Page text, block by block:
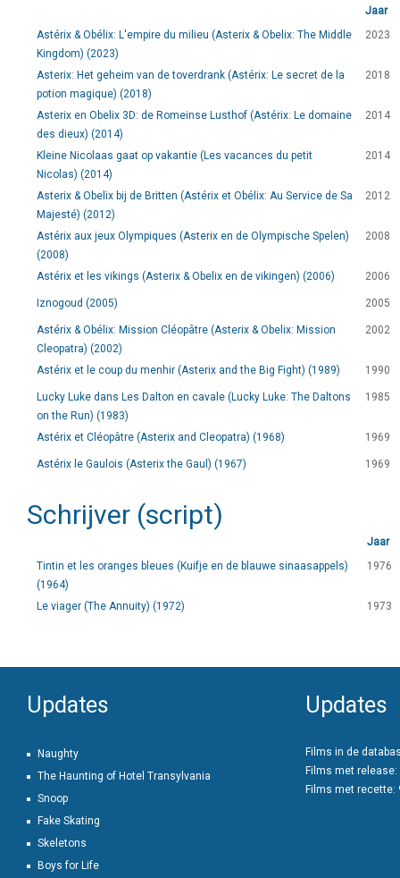
Jaar
Astérix & Obélix: L'empire du milieu (Asterix & Obelix: The Middle
Kingdom) (2023)
2023
Asterix: Het geheim van de toverdrank (Astérix: Le secret de la
potion magique) (2018)
2018
Asterix en Obelix 3D: de Romeinse Lusthof (Astérix: Le domaine
des dieux) (2014)
2014
Kleine Nicolaas gaat op vakantie (Les vacances du petit
Nicolas) (2014)
2014
Asterix & Obelix bij de Britten (Astérix et Obélix: Au Service de Sa
Majesté) (2012)
2012
Astérix aux jeux Olympiques (Asterix en de Olympische Spelen)
(2008)
2008
Astérix et les vikings (Asterix & Obelix en de vikingen) (2006) 2006
Iznogoud (2005) 2005
Astérix & Obélix: Mission Cléopâtre (Asterix & Obelix: Mission
Cleopatra) (2002)
2002
Astérix et le coup du menhir (Asterix and the Big Fight) (1989) 1990
Lucky Luke dans Les Dalton en cavale (Lucky Luke: The Daltons
on the Run) (1983)
1985
Astérix et Cléopâtre (Asterix and Cleopatra) (1968) 1969
Astérix le Gaulois (Asterix the Gaul) (1967) 1969
Schrijver (script)
Jaar
Tintin et les oranges bleues (Kuifje en de blauwe sinaasappels)
(1964)
1976
Le viager (The Annuity) (1972) 1973
Updates
Naughty
The Haunting of Hotel Transylvania
Snoop
Fake Skating
Skeletons
Boys for Life
Updates
Films in de
Films met release:
Films met recette: